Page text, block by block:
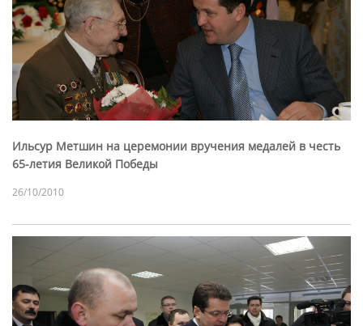
Ильсур Метшин на церемонии вручения медалей в честь
65-летия Великой Победы
26/10/2010